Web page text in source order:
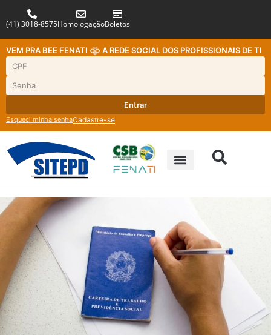
(41) 3018-8575HomologaçãoBoletos
VEM PRA BEE FENATI A REDE SOCIAL DOS PROFISSIONAIS DE TI
Entrar
Esqueci minha senhaCadastre-se